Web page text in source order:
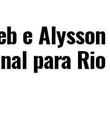
e Alysson
para Rio